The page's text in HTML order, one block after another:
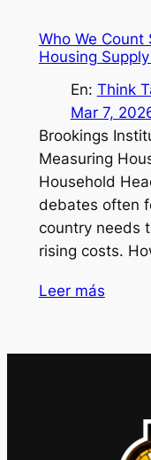
Who We Count
Housing
En: Think
Mar 7,
Brookings
Measuring
Household
debates often
country needs
rising costs.
Leer más